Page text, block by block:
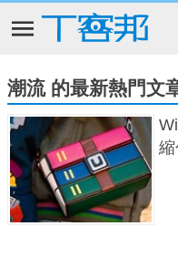
潮流 的最新熱門文